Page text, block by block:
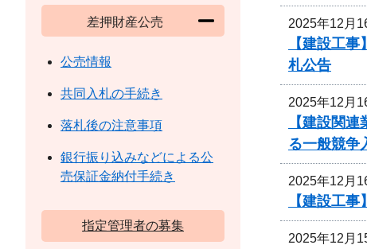
2025年12月
【建設工
札公告
2025年12月
【建設関
る一般競争
2025年12月
【建設工
2025年12月
差押財産公売
公売情報
共同入札の手続き
落札後の注意事項
銀行振り込みなどによる公
売保証金納付手続き
指定管理者の募集